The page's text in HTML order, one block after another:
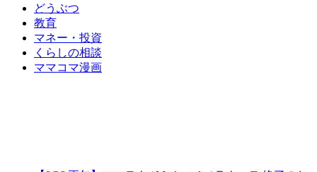
どうぶつ
教育
マネー・投資
くらしの相談
ママコマ漫画